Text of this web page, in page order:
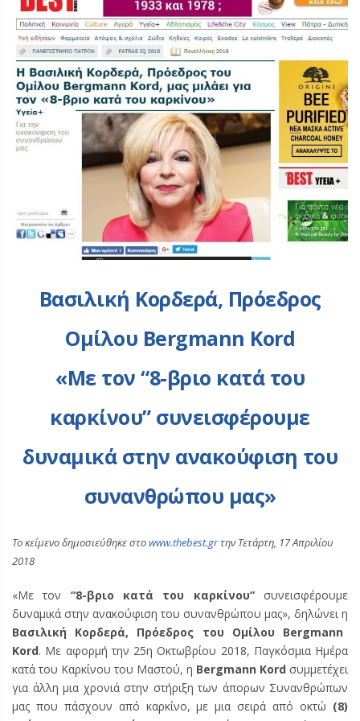
Βασιλική Κορδερά, Πρόεδρος
Oμίλου Bergmann Kord
«Με τον “8-βριο κατά του
καρκίνου” συνεισφέρουμε
δυναμικά στην ανακούφιση του
συνανθρώπου μας»
Το κείμενο δημοσιεύθηκε στοwww.thebest.grτην Τετάρτη, 17 Απριλίου
2018
«Με τον “8-βριο κατά του καρκίνου”συνεισφέρουμε
δυναμικά στην ανακούφιση του συνανθρώπου μας», δηλώνει η
Βασιλική Κορδερά, Πρόεδρος του Oμίλου Bergmann
Kord. Με αφορμή την 25η Οκτωβρίου 2018, Παγκόσμια Ημέρα
κατά του Καρκίνου του Μαστού, η Bergmann Kord συμμετέχει
για άλλη μια χρονιά στην στήριξη των άπορων Συνανθρώπων
μας που πάσχουν από καρκίνο, με μια σειρά από οκτώ (8)